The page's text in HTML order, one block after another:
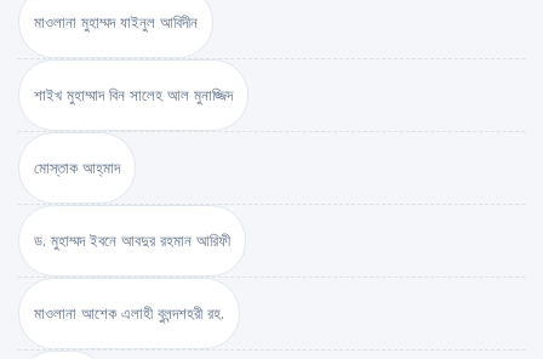
মাওলানা মুহাম্মদ যাইনুল আবিদীন
শাইখ মুহাম্মাদ বিন সালেহ আল মুনাজ্জিদ
মোস্তাক আহ্‌মাদ
ড. মুহাম্মদ ইবনে আবদুর রহমান আরিফী
মাওলানা আশেক এলাহী বুলন্দশহরী রহ.